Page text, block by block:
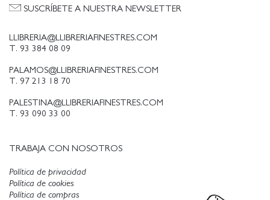
LLIBRERIA@LLIBRERIAFINESTRES.COM
T. 93 384 08 09
PALAMOS@LLIBRERIAFINESTRES.COM
T. 97 213 18 70
PALESTINA@LLIBRERIAFINESTRES.COM
T. 93 090 33 00
TRABAJA CON NOSOTROS
SUSCRÍBETE A NUESTRA NEWSLETTER
Política de privacidad
Política de cookies
Política de compras